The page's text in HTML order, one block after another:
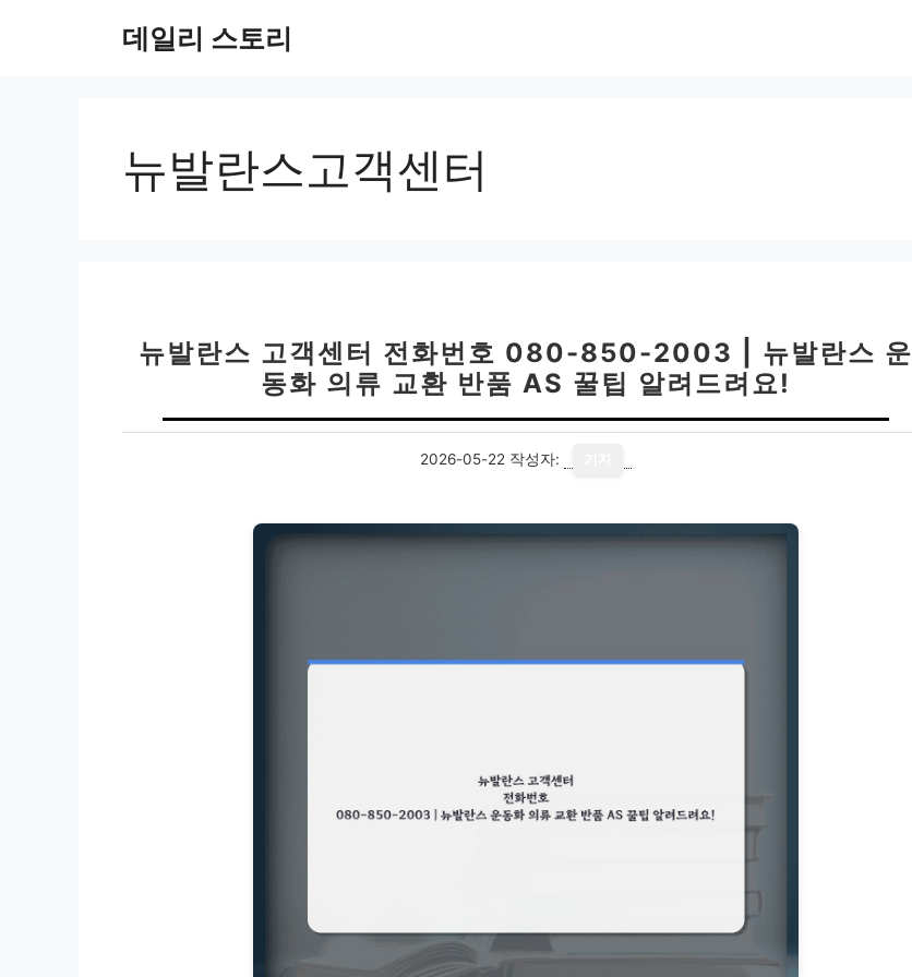
데일리 스토리
뉴발란스고객센터
뉴발란스 고객센터 전화번호 080-850-2003 | 뉴발란스 운
동화 의류 교환 반품 AS 꿀팁 알려드려요!
2026-05-22 작성자: